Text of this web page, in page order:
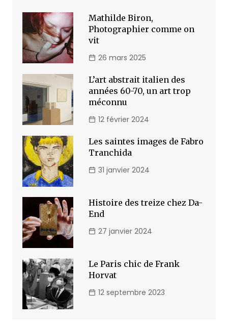
Mathilde Biron,
Photographier comme on
vit
26 mars 2025
L’art abstrait italien des
années 60-70, un art trop
méconnu
12 février 2024
Les saintes images de Fabro
Tranchida
31 janvier 2024
Histoire des treize chez Da-
End
27 janvier 2024
Le Paris chic de Frank
Horvat
12 septembre 2023